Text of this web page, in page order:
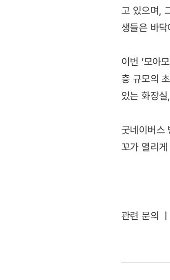
고 있으며,
생들은 바
이번 ‘모아
층 규모의
있는 화장
굿네이버스
꼬가 열리
관련 문의